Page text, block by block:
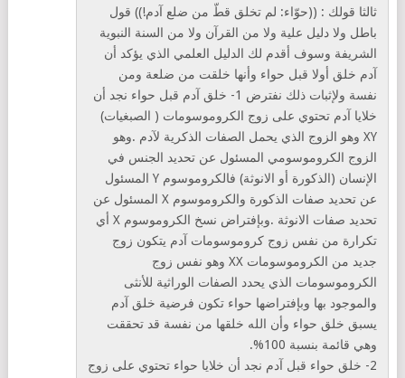
ثالثا قولك : ((حوّاء: لم تخلق قطّ من ضلع آدم!)) قول
باطل ولا دليل علية ولا من القرآن ولا من السنة النبوية
الشريفة وسوف أقدم لك الدليل العلمي الذي يؤكد أن
آدم خلق أولا قبل حواء وأنها خلقت من ضلعة ومن
نفسة ولإثبات ذلك نفترض 1- خلق آدم قبل حواء نجد أن
خلايا آدم تحتوي على زوج الكروموسومات ( الصبغيات)
XY وهو الزوج الذي يحمل الصفات الذكرية لآدم .وهو
الزوج الكروموسومي المسئول عن تحديد الجنس في
الإنسان (الذكورة أو الانوثة) فالكروموسوم Y المسئول
عن تحديد صفات الذكورة والكروموسوم X المسئول عن
تحديد صفات الانوثة .وبإفتراض نسخ الكروموسوم X أي
تكرارة من نفس زوج كروموسومات آدم يتكون زوج
جديد من الكروموسومات XX وهو نفس زوج
الكروموسومات الذي يحدد الصفات الوراثية للأنثى
والموجود بها وبإفتراضها حواء تكون فرضية خلق آدم
يسبق خلق حواء وأن الله خلقها من نفسة قد تحققت
وهي قائمة بنسبة 100%.
2- خلق حواء قبل آدم نجد أن خلايا حواء تحتوي على زوج